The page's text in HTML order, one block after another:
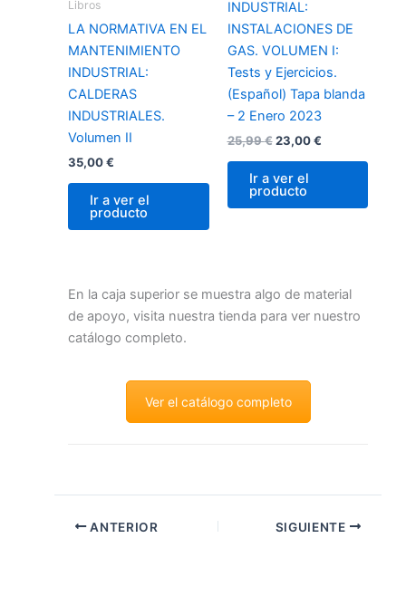
Libros
LA NORMATIVA EN EL
MANTENIMIENTO
INDUSTRIAL:
CALDERAS
INDUSTRIALES.
Volumen II
35,00€
Ir a ver el
producto
INDUSTRIAL:
INSTALACIONES DE
GAS. VOLUMEN I:
Tests y Ejercicios.
(Español) Tapa blanda
– 2 Enero 2023
25,99€ 23,00€
Ir a ver el
producto
En la caja superior se muestra algo de material
de apoyo, visita nuestra tienda para ver nuestro
catálogo completo.
Ver el catálogo completo
ANTERIOR SIGUIENTE